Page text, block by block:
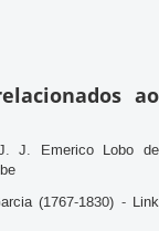
ao
J. Emerico Lobo de
(1767-1830) - Link